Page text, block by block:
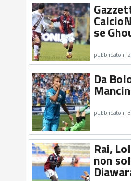
se
pubblicato il
Da
pubblicato il
Rai,
non